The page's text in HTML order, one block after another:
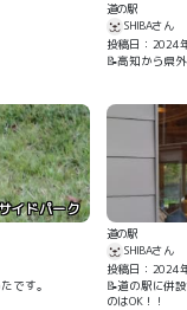
道の駅
SHIBAさん
投稿日：2024
📝高知から県
イドパーク
です。
道の駅
SHIBAさん
投稿日：2024
📝道の駅に併
のはOK！！